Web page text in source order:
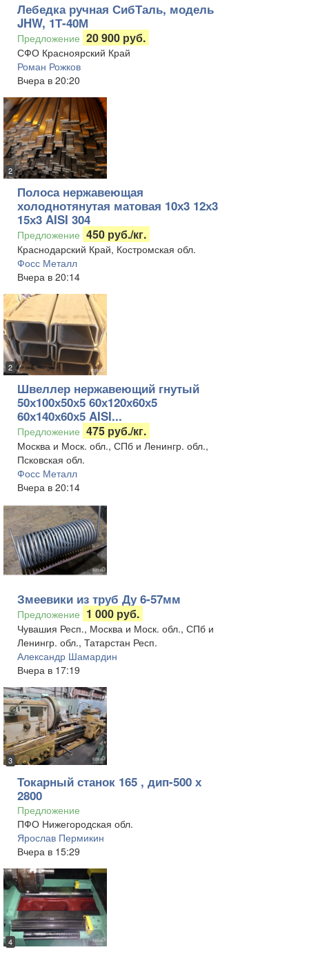
Лебедка ручная СибТаль, модель
JHW, 1Т-40М
Предложение 20 900 руб.
СФО Красноярский Край
Роман Рожков
Вчера в 20:20
2
Полоса нержавеющая
холоднотянутая матовая 10х3 12х3
15х3 AISI 304
Предложение 450 руб./кг.
Краснодарский Край, Костромская обл.
Фосс Металл
Вчера в 20:14
2
Швеллер нержавеющий гнутый
50х100х50х5 60х120х60х5
60х140х60х5 AISI...
Предложение 475 руб./кг.
Москва и Моск. обл., СПб и Ленингр. обл.,
Псковская обл.
Фосс Металл
Вчера в 20:14
Змеевики из труб Ду 6-57мм
Предложение 1 000 руб.
Чувашия Респ., Москва и Моск. обл., СПб и
Ленингр. обл., Татарстан Респ.
Александр Шамардин
Вчера в 17:19
3
Токарный станок 165 , дип-500 х
2800
Предложение
ПФО Нижегородская обл.
Ярослав Пермикин
Вчера в 15:29
4